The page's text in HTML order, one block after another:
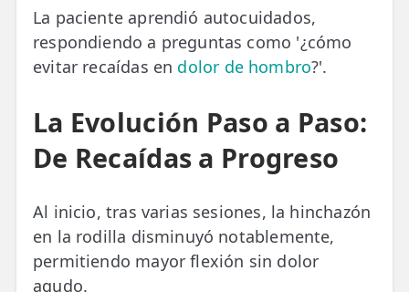
La paciente aprendió autocuidados,
respondiendo a preguntas como '¿cómo
evitar recaídas en dolor de hombro?'.
La Evolución Paso a Paso:
De Recaídas a Progreso
Al inicio, tras varias sesiones, la hinchazón
en la rodilla disminuyó notablemente,
permitiendo mayor flexión sin dolor
agudo.